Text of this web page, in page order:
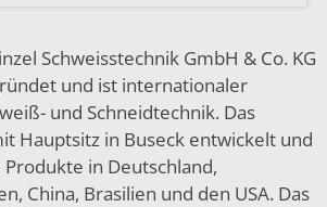
Schweisstechnik GmbH & Co. KG
und ist internationaler
und Schneidtechnik. Das
Hauptsitz in Buseck entwickelt und
in Deutschland,
China, Brasilien und den USA. Das